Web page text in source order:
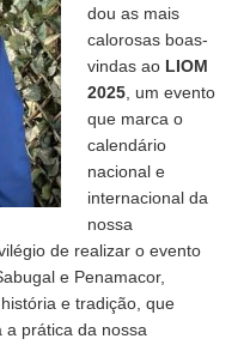
dou as mais
calorosas boas-
vindas ao LIOM
2025 , um evento
que marca o
calendário
nacional e
internacional da
nossa
de realizar o evento
e Penamacor,
e tradição, que
a prática da nossa